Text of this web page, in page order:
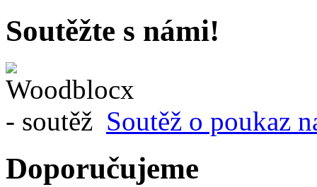
Soutěžte s námi!
Soutěž o poukaz
Doporučujeme